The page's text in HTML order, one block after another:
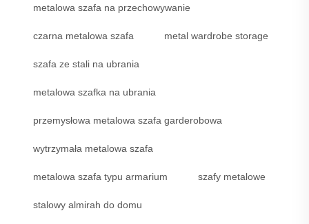
metalowa szafa na przechowywanie
czarna metalowa szafa metal wardrobe storage
szafa ze stali na ubrania
metalowa szafka na ubrania
przemysłowa metalowa szafa garderobowa
wytrzymała metalowa szafa
metalowa szafa typu armarium szafy metalowe
stalowy almirah do domu